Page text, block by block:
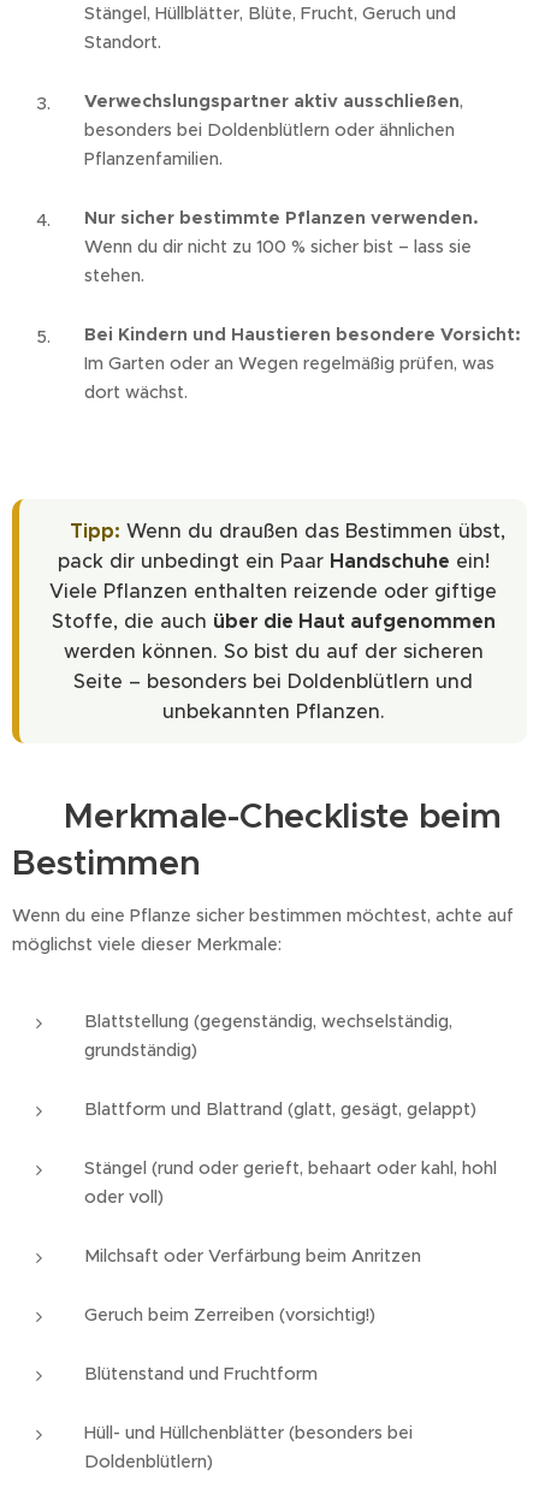
Stängel, Hüllblätter, Blüte, Frucht, Geruch und
Standort.
Verwechslungspartner aktiv ausschließen,
besonders bei Doldenblütlern oder ähnlichen
Pflanzenfamilien.
Nur sicher bestimmte Pflanzen verwenden.
Wenn du dir nicht zu 100 % sicher bist – lass sie
stehen.
Bei Kindern und Haustieren besondere Vorsicht:
Im Garten oder an Wegen regelmäßig prüfen, was
dort wächst.
💡 Tipp: Wenn du draußen das Bestimmen übst,
pack dir unbedingt ein Paar Handschuhe ein!
Viele Pflanzen enthalten reizende oder giftige
Stoffe, die auch über die Haut aufgenommen
werden können. So bist du auf der sicheren
Seite – besonders bei Doldenblütlern und
unbekannten Pflanzen.
🍃 Merkmale-Checkliste beim
Bestimmen
Wenn du eine Pflanze sicher bestimmen möchtest, achte auf
möglichst viele dieser Merkmale:
Blattstellung (gegenständig, wechselständig,
grundständig)
Blattform und Blattrand (glatt, gesägt, gelappt)
Stängel (rund oder gerieft, behaart oder kahl, hohl
oder voll)
Milchsaft oder Verfärbung beim Anritzen
Geruch beim Zerreiben (vorsichtig!)
Blütenstand und Fruchtform
Hüll- und Hüllchenblätter (besonders bei
Doldenblütlern)